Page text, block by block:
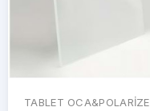
TABLET OCA&POLARİZE